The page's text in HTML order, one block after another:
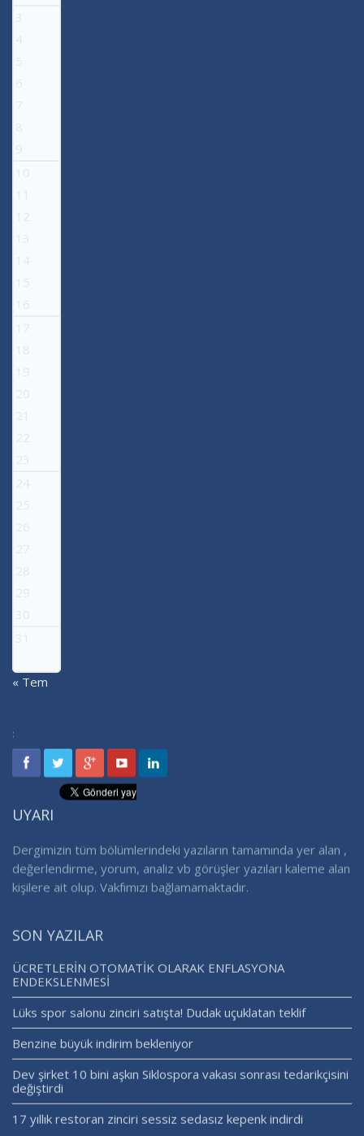
3
4
5
6
7
8
9
10
11
12
13
14
15
16
17
18
19
20
21
22
23
24
25
26
27
28
29
30
31
« Tem
:
UYARI
Dergimizin tüm bölümlerindeki yazıların tamamında yer alan ,
değerlendirme, yorum, analiz vb görüşler yazıları kaleme alan
kişilere ait olup. Vakfımızı bağlamamaktadır.
SON YAZILAR
ÜCRETLERİN OTOMATİK OLARAK ENFLASYONA
ENDEKSLENMESİ
Lüks spor salonu zinciri satışta! Dudak uçuklatan teklif
Benzine büyük indirim bekleniyor
Dev şirket 10 bini aşkın Siklospora vakası sonrası tedarikçisini
değiştirdi
17 yıllık restoran zinciri sessiz sedasız kepenk indirdi